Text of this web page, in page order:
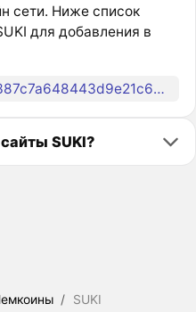
сети. Ниже список
для добавления в
0x696733ce8f387c7a648443d9e21c6c1ee8519b94
SUKI?
/ SUKI